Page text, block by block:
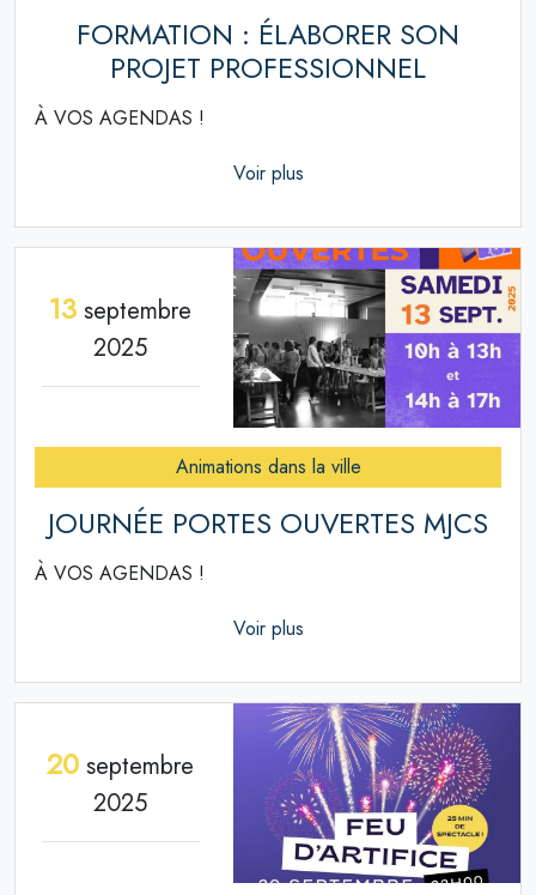
FORMATION : ÉLABORER SON
PROJET PROFESSIONNEL
À VOS AGENDAS !
Voir plus
13 septembre
2025
Animations dans la ville
JOURNÉE PORTES OUVERTES MJCS
À VOS AGENDAS !
Voir plus
20 septembre
2025